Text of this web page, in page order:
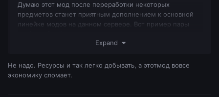
Думаю этот мод после переработки некоторых
предметов станет приятным дополнением к основной
линейке модов на данном сервере. Вот пример пары
Expand
Не надо. Ресурсы и так легко добывать, а этотмод вовсе
экономику сломает.